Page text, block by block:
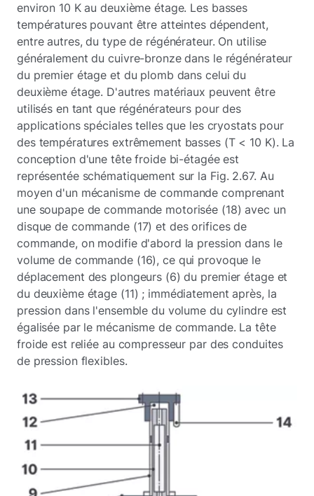
environ 10 K au deuxième étage. Les basses
températures pouvant être atteintes dépendent,
entre autres, du type de régénérateur. On utilise
généralement du cuivre-bronze dans le régénérateur
du premier étage et du plomb dans celui du
deuxième étage. D'autres matériaux peuvent être
utilisés en tant que régénérateurs pour des
applications spéciales telles que les cryostats pour
des températures extrêmement basses (T < 10 K). La
conception d'une tête froide bi-étagée est
représentée schématiquement sur la Fig. 2.67. Au
moyen d'un mécanisme de commande comprenant
une soupape de commande motorisée (18) avec un
disque de commande (17) et des orifices de
commande, on modifie d'abord la pression dans le
volume de commande (16), ce qui provoque le
déplacement des plongeurs (6) du premier étage et
du deuxième étage (11) ; immédiatement après, la
pression dans l'ensemble du volume du cylindre est
égalisée par le mécanisme de commande. La tête
froide est reliée au compresseur par des conduites
de pression flexibles.